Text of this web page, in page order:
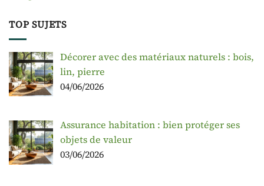
TOP SUJETS
Décorer avec des matériaux naturels : bois,
lin, pierre
04/06/2026
Assurance habitation : bien protéger ses
objets de valeur
03/06/2026